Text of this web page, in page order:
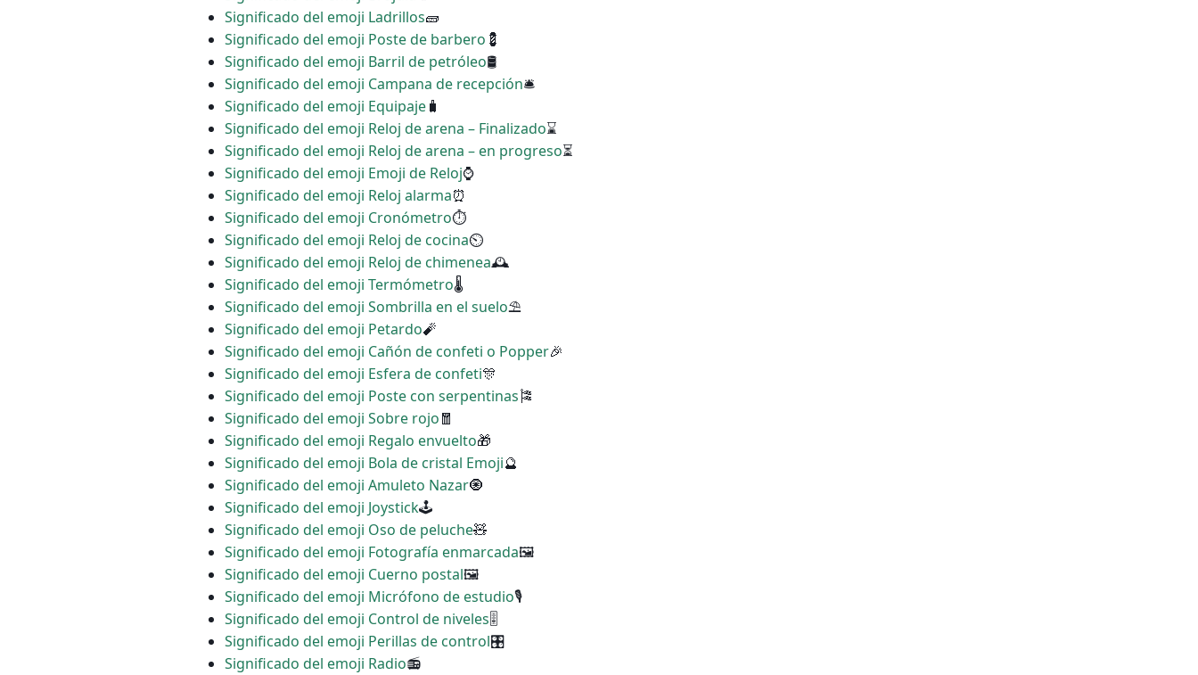
Significado del emoji Ladrillos🧱
Significado del emoji Poste de barbero 💈
Significado del emoji Barril de petróleo🛢
Significado del emoji Campana de recepción🛎
Significado del emoji Equipaje🧳
Significado del emoji Reloj de arena – Finalizado⌛
Significado del emoji Reloj de arena – en progreso⏳
Significado del emoji Emoji de Reloj⌚
Significado del emoji Reloj alarma⏰
Significado del emoji Cronómetro⏱
Significado del emoji Reloj de cocina⏲
Significado del emoji Reloj de chimenea🕰
Significado del emoji Termómetro🌡
Significado del emoji Sombrilla en el suelo⛱
Significado del emoji Petardo🧨
Significado del emoji Cañón de confeti o Popper🎉
Significado del emoji Esfera de confeti🎊
Significado del emoji Poste con serpentinas🎏
Significado del emoji Sobre rojo🧧
Significado del emoji Regalo envuelto🎁
Significado del emoji Bola de cristal Emoji🔮
Significado del emoji Amuleto Nazar🧿
Significado del emoji Joystick🕹
Significado del emoji Oso de peluche🧸
Significado del emoji Fotografía enmarcada🖼
Significado del emoji Cuerno postal🖼
Significado del emoji Micrófono de estudio🎙
Significado del emoji Control de niveles🎚
Significado del emoji Perillas de control🎛
Significado del emoji Radio📻